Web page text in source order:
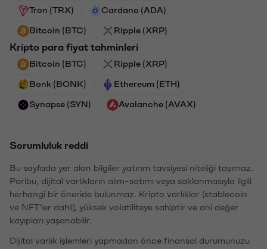
Tron (TRX) Cardano (ADA)
Bitcoin (BTC) Ripple (XRP)
Kripto para fiyat tahminleri
Bitcoin (BTC) Ripple (XRP)
Bonk (BONK) Ethereum (ETH)
Synapse (SYN) Avalanche (AVAX)
Sorumluluk reddi
Bu sayfada yer alan bilgiler yatırım tavsiyesi niteliği taşımaz.
Paribu, dijital varlıkların alım-satımı veya saklanmasıyla ilgili
herhangi bir öneride bulunmaz. Kripto varlıklar (stablecoin
ve NFT'ler dahil), yüksek volatiliteye sahiptir ve ani değer
kayıpları yaşanabilir.
Dijital varlık işlemleri yapmadan önce finansal durumunuzu